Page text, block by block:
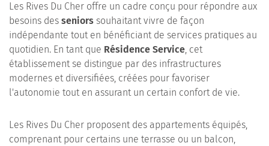
Les Rives Du Cher offre un cadre conçu pour répondre aux
besoins des seniors souhaitant vivre de façon
indépendante tout en bénéficiant de services pratiques au
quotidien. En tant que Résidence Service, cet
établissement se distingue par des infrastructures
modernes et diversifiées, créées pour favoriser
l'autonomie tout en assurant un certain confort de vie.
Les Rives Du Cher proposent des appartements équipés,
comprenant pour certains une terrasse ou un balcon,